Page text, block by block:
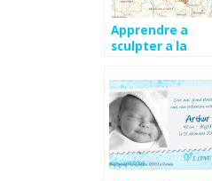
Apprendre a
sculpter a la